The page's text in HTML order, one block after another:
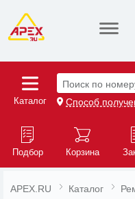
Каталог
Поиск по
Способ
Подбор Корзина
APEX.RU Каталог